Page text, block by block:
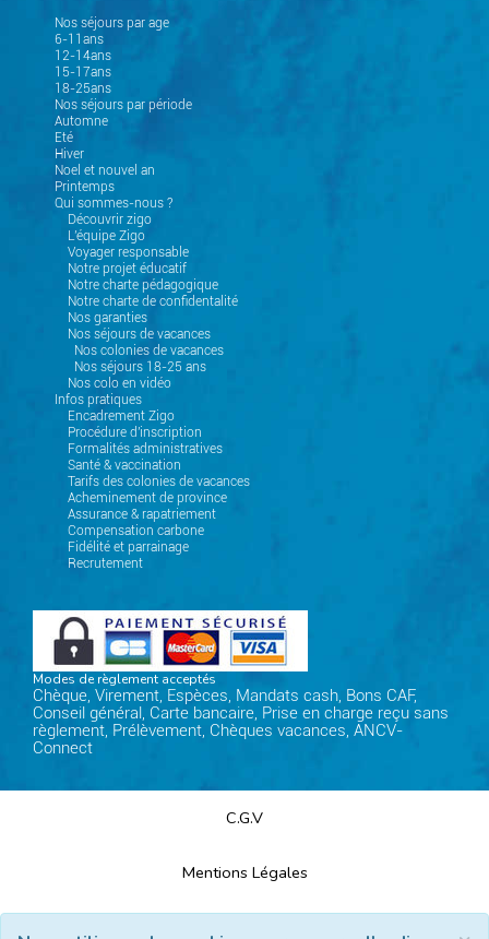
Nos séjours par age
6-11ans
12-14ans
15-17ans
18-25ans
Nos séjours par période
Automne
Eté
Hiver
Noel et nouvel an
Printemps
Qui sommes-nous ?
Découvrir zigo
L'équipe Zigo
Voyager responsable
Notre projet éducatif
Notre charte pédagogique
Notre charte de confidentalité
Nos garanties
Nos séjours de vacances
Nos colonies de vacances
Nos séjours 18-25 ans
Nos colo en vidéo
Infos pratiques
Encadrement Zigo
Procédure d'inscription
Formalités administratives
Santé & vaccination
Tarifs des colonies de vacances
Acheminement de province
Assurance & rapatriement
Compensation carbone
Fidélité et parrainage
Recrutement
Modes de règlement acceptés
Chèque, Virement, Espèces, Mandats cash, Bons CAF,
Conseil général, Carte bancaire, Prise en charge reçu sans
règlement, Prélèvement, Chèques vacances, ANCV-
Connect
C.G.V
Mentions Légales